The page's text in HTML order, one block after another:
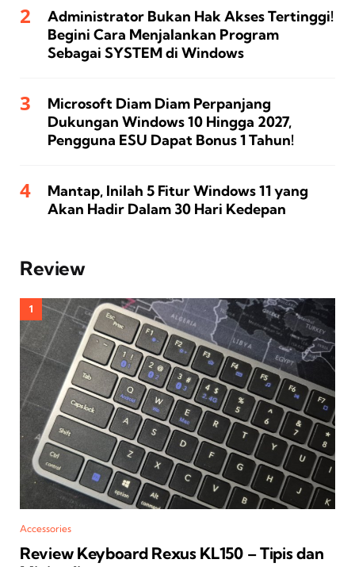
Administrator Bukan Hak Akses Tertinggi!
Begini Cara Menjalankan Program
Sebagai SYSTEM di Windows
Microsoft Diam Diam Perpanjang
Dukungan Windows 10 Hingga 2027,
Pengguna ESU Dapat Bonus 1 Tahun!
Mantap, Inilah 5 Fitur Windows 11 yang
Akan Hadir Dalam 30 Hari Kedepan
Review
Accessories
Review Keyboard Rexus KL150 – Tipis dan